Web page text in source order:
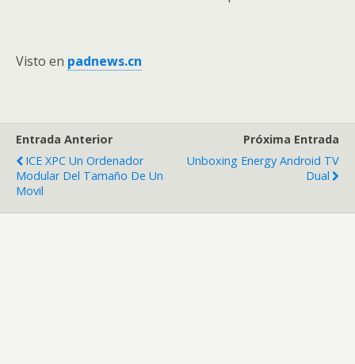
Visto en padnews.cn
Entrada Anterior
ICE XPC Un Ordenador
Modular Del Tamaño De Un
Movil
Próxima Entrada
Unboxing Energy Android TV
Dual